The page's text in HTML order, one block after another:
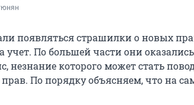
появляться страшилки о новых
учет. По большей части они
незнание которого может стать
По порядку объясняем, что на